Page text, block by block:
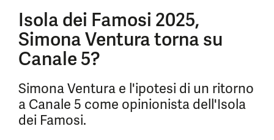
Isola dei Famosi 2025,
Simona Ventura torna su
Canale 5?
Simona Ventura e l'ipotesi di un ritorno
a Canale 5 come opinionista dell'Isola
dei Famosi.